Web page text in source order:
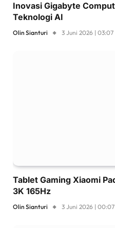
Inovasi Gigabyte
Teknologi AI
Olin Sianturi 3 Juni 2026 | 03:07
Tablet Gaming Xiaomi
3K 165Hz
Olin Sianturi 3 Juni 2026 | 00:07